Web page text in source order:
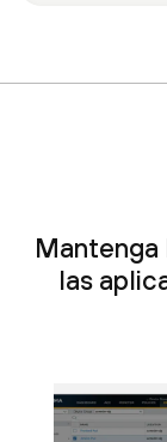
Mantenga
las